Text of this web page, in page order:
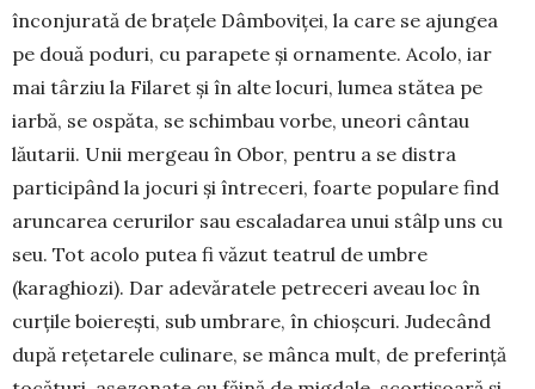
înconjurată de brațele Dâmboviței, la care se ajungea
pe două poduri, cu parapete și ornamente. Acolo, iar
mai târziu la Filaret și în alte locuri, lumea stătea pe
iarbă, se ospăta, se schimbau vorbe, uneori cântau
lăutarii. Unii mergeau în Obor, pentru a se distra
participând la jocuri și întreceri, foarte populare find
aruncarea cerurilor sau escaladarea unui stâlp uns cu
seu. Tot acolo putea fi văzut teatrul de umbre
(karaghiozi). Dar adevăratele petreceri aveau loc în
curțile boierești, sub umbrare, în chioșcuri. Judecând
după rețetarele culinare, se mânca mult, de preferință